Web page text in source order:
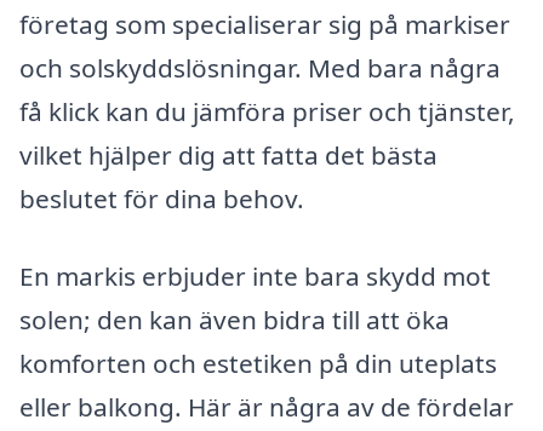
företag som specialiserar sig på markiser
och solskyddslösningar. Med bara några
få klick kan du jämföra priser och tjänster,
vilket hjälper dig att fatta det bästa
beslutet för dina behov.
En markis erbjuder inte bara skydd mot
solen; den kan även bidra till att öka
komforten och estetiken på din uteplats
eller balkong. Här är några av de fördelar